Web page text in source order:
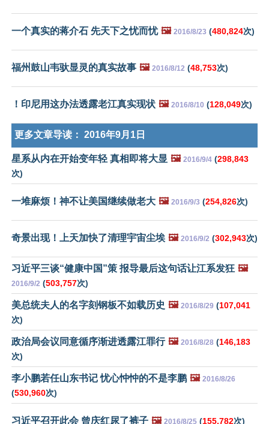
一个真实的蒋介石 先天下之忧而忧 🖼️ 2016/8/23 (480,824次)
福州鼓山韦驮显灵的真实故事 🖼️ 2016/8/12 (48,753次)
！印尼用这办法透露老江真实现状 🖼️ 2016/8/10 (128,049次)
更多文章导读： 2016年9月1日
星系从内在开始变年轻 真相即将大显 🖼️ 2016/9/4 (298,843
次)
一堆麻烦！神不让美国继续做老大 🖼️ 2016/9/3 (254,826次)
奇景出现！上天加快了清理宇宙尘埃 🖼️ 2016/9/2 (302,943次)
习近平三谈“健康中国”策 报导最后这句话让江系发狂 🖼️
2016/9/2 (503,757次)
美总统夫人的名字刻钢板不如载历史 🖼️ 2016/8/29 (107,041
次)
政治局会议同意循序渐进透露江罪行 🖼️ 2016/8/28 (146,183
次)
李小鹏若任山东书记 忧心忡忡的不是李鹏 🖼️ 2016/8/26
(530,960次)
习近平召开此会 曾庆红尿了裤子 🖼️ 2016/8/25 (155,782次)